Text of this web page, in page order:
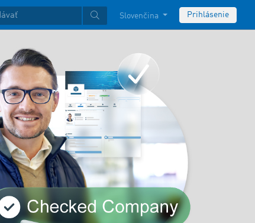
Slovenčina Prihlásenie